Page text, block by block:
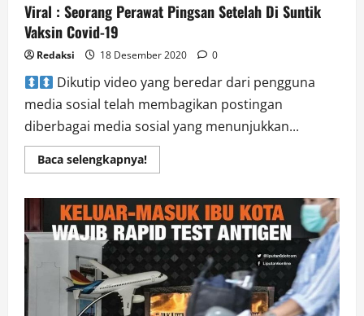
Viral : Seorang Perawat Pingsan Setelah Di Suntik
Vaksin Covid-19
Redaksi 18 Desember 2020 0
Dikutip video yang beredar dari pengguna
media sosial telah membagikan postingan
diberbagai media sosial yang menunjukkan...
Baca selengkapnya!Read
more
:
Seorang
Perawat
Pingsan
Setelah
Di
Suntik
Vaksin
Covid-
19